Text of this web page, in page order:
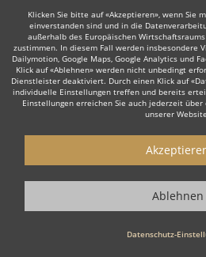
© 2010-2026 eventpeppers UG
vorbehalten.
Klicken Sie bitte auf «Akzeptieren», wenn Sie
einverstanden sind und in die
außerhalb des Europäischen
zustimmen. In diesem Fall werden insbesondere
Dailymotion, Google Maps, Google Analytics und
Klick auf «Ablehnen» werden nicht unbedingt
Dienstleister deaktiviert. Durch einen Klick auf
individuelle Einstellungen treffen und bereits
Einstellungen erreichen Sie auch jederzeit über
unserer
Datenschutz-
Ablehnen